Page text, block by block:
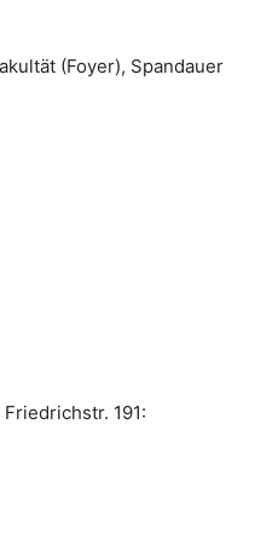
(Foyer), Spandauer
191: